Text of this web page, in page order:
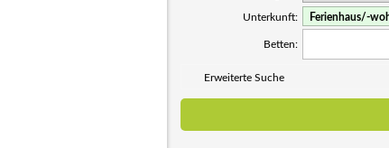
Unterkunft:
Betten:
Erweiterte Suche